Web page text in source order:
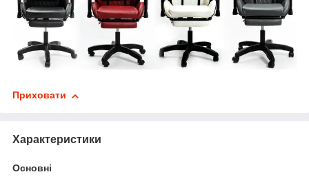
Приховати
Характеристики
Основні